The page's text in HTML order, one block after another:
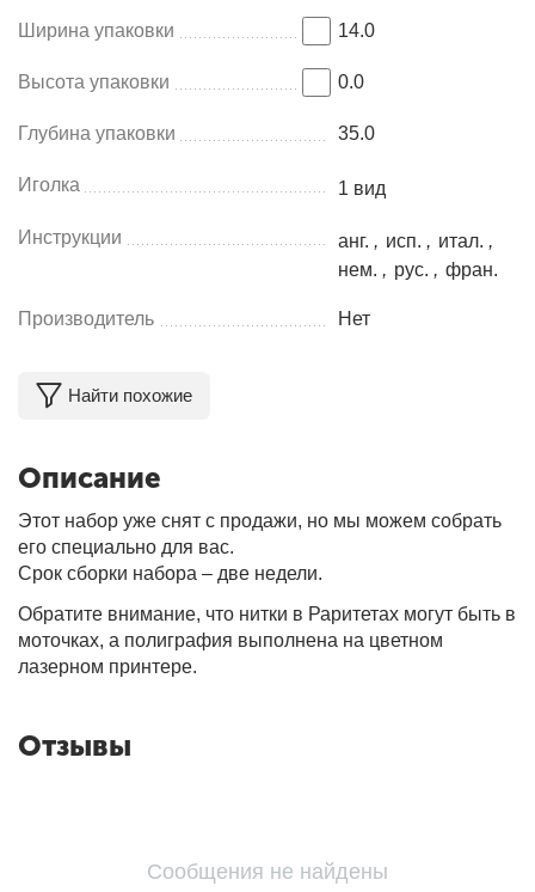
Ширина упаковки 14.0
Высота упаковки 0.0
Глубина упаковки 35.0
Иголка 1 вид
Инструкции анг. , исп. , итал. ,
нем. , рус. , фран.
Производитель Нет
Найти похожие
Описание
Этот набор уже снят с продажи, но мы можем собрать
его специально для вас.
Срок сборки набора – две недели.
Обратите внимание, что нитки в Раритетах могут быть в
моточках, а полиграфия выполнена на цветном
лазерном принтере.
Отзывы
Сообщения не найдены